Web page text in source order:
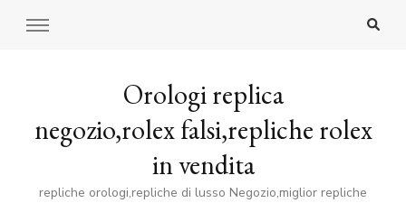
Orologi replica
negozio,rolex falsi,repliche rolex
in vendita
repliche orologi,repliche di lusso Negozio,miglior repliche